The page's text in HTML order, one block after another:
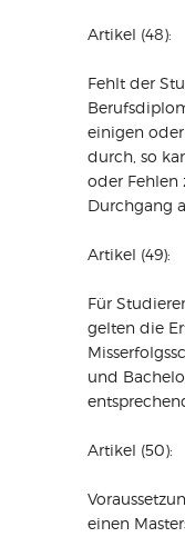
Artikel (48):
Fehlt der
einigen
durch, so
oder Fehlen
Durchgang
Artikel (49):
Für
gelten die
und
Artikel (50):
einen